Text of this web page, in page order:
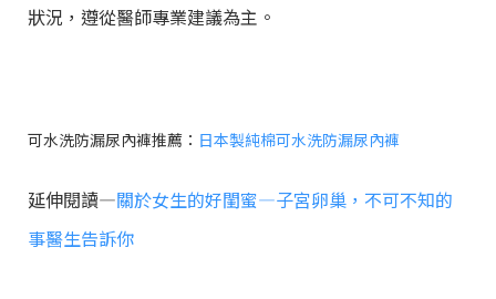
狀況，遵從醫師專業建議為主。
可水洗防漏尿內褲推薦： 日本製純棉可水洗防漏尿內褲
延伸閱讀—關於女生的好閨蜜—子宮卵巢，不可不知的
事醫生告訴你